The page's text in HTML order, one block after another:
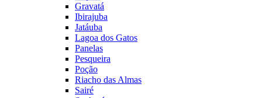
Gravatá
Ibirajuba
Jatáuba
Lagoa dos Gatos
Panelas
Pesqueira
Poção
Riacho das Almas
Sairé